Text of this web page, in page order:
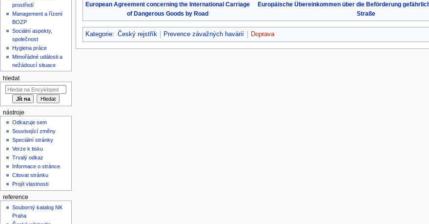
European Agreement concerning the International Carriage
of Dangerous Goods by Road
Europäische Übereinkommen über die Beförderung
Straße
Kategorie: Český rejstřík Prevence závažných havárií Doprava
prostředí
Management a řízení
BOZP
Sociální aspekty,
společnost
Hygiena práce
Mimořádné události a
nežádoucí situace
hledat
nástroje
Odkazuje sem
Související změny
Speciální stránky
Verze k tisku
Trvalý odkaz
Informace o stránce
Citovat stránku
Projít vlastnosti
reference
Souborný katalog NK
Praha